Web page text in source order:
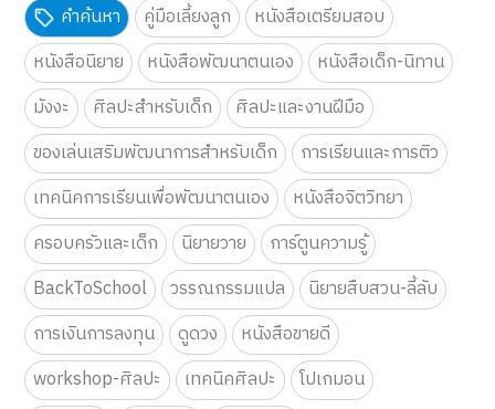
คำค้นหา คู่มือเลี้ยงลูก
หนังสือเตรียมสอบ
หนังสือนิยาย
หนังสือพัฒนาตนเอง
หนังสือเด็ก-นิทาน
มังงะ
ศิลปะสำหรับเด็ก
ศิลปะและงานฝีมือ
ของเล่นเสริมพัฒนาการสำหรับเด็ก
การเรียนและการติว
เทคนิคการเรียนเพื่อพัฒนาตนเอง
หนังสือจิตวิทยา
ครอบครัวและเด็ก
นิยายวาย
การ์ตูนความรู้
BackToSchool
วรรณกรรมแปล
นิยายสืบสวน-ลี้ลับ
การเงินการลงทุน
ดูดวง
หนังสือขายดี
workshop-ศิลปะ
เทคนิคศิลปะ
โปเกมอน